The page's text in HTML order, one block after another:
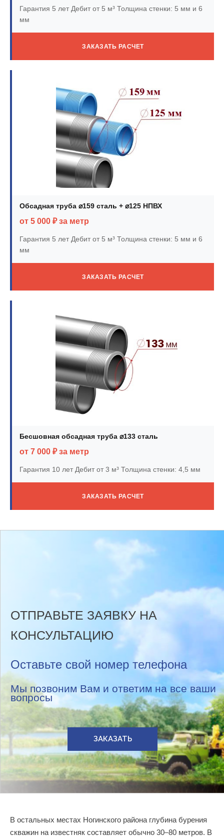
Гарантия 5 летДебит от 5 м³ Толщина стенки: 5 мм и 6
мм
ЗАКАЗАТЬ РАСЧЕТ
Обсадная труба ⌀159 сталь + ⌀125 НПВХ
от 5 000 ₽ за метр
Гарантия 5 летДебит от 5 м³ Толщина стенки: 5 мм и 6
мм
ЗАКАЗАТЬ РАСЧЕТ
Бесшовная обсадная труба ⌀133 сталь
от 7 000 ₽ за метр
Гарантия 10 летДебит от 3 м³ Толщина стенки: 4,5 мм
ЗАКАЗАТЬ РАСЧЕТ
ОТПРАВЬТЕ ЗАЯВКУ НА
КОНСУЛЬТАЦИЮ
Оставьте свой номер телефона
Мы позвоним Вам и ответим на все ваши
вопросы
ЗАКАЗАТЬ
В остальных местах Ногинского района глубина бурения
скважин на известняк составляет обычно 30–80 метров. В